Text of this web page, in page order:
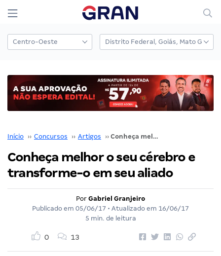
Início ›› Concursos ›› Artigos ›› Conheça melhor o seu cérebro e transforme-o em seu aliado
Conheça melhor o seu cérebro e
transforme-o em seu aliado
Por Gabriel Granjeiro
Publicado em 05/06/17 • Atualizado em 16/06/17
5 min. de leitura
0 13